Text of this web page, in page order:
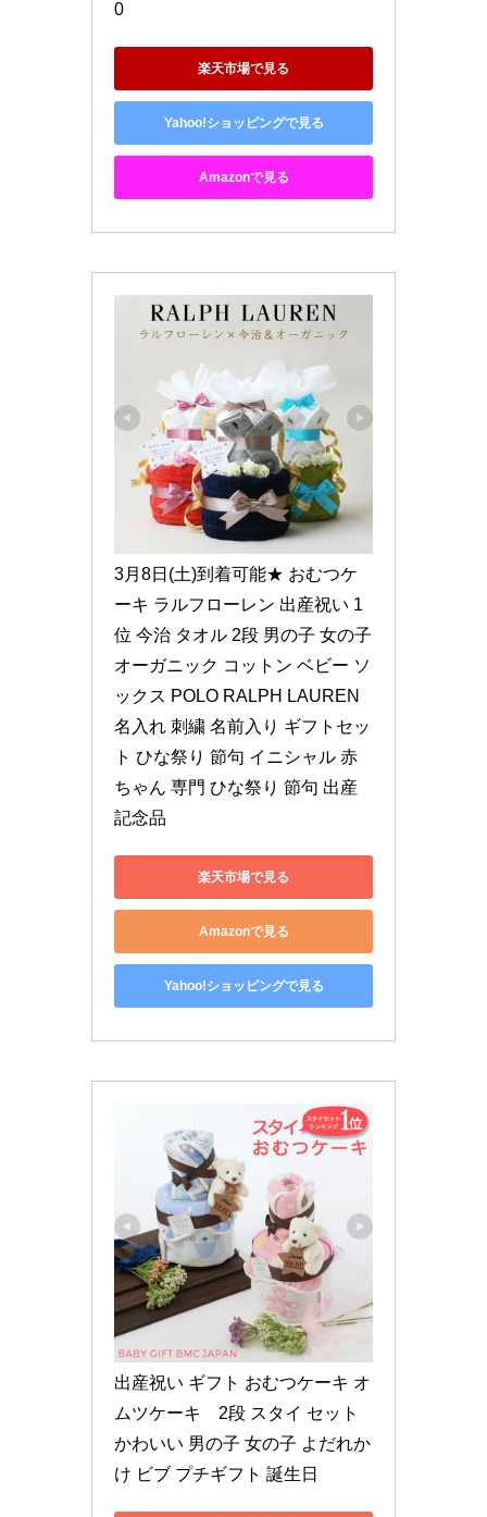
0
楽天市場で見る
Yahoo!ショッピングで見る
Amazonで見る
3月8日(土)到着可能★ おむつケ
ーキ ラルフローレン 出産祝い 1
位 今治 タオル 2段 男の子 女の子
オーガニック コットン ベビー ソ
ックス POLO RALPH LAUREN
名入れ 刺繍 名前入り ギフトセッ
ト ひな祭り 節句 イニシャル 赤
ちゃん 専門 ひな祭り 節句 出産
記念品
楽天市場で見る
Amazonで見る
Yahoo!ショッピングで見る
出産祝い ギフト おむつケーキ オ
ムツケーキ　2段 スタイ セット
かわいい 男の子 女の子 よだれか
け ビブ プチギフト 誕生日